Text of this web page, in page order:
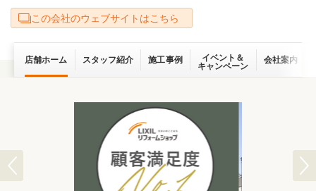
この会社のウェブサイトはこちら
店舗ホーム スタッフ紹介 施工事例
イベント＆
キャンペーン
会社案内